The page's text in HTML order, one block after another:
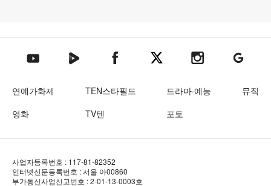
텐아시아 유튜브텐아시아 네이버TV텐아시아 페이스북텐아시아 엑스텐아시아 인스타그램
텐아시아
연예가화제 TEN스타필드 드라마·예능
뮤직
영화
TV텐 포토
사업자등록번호 : 117-81-82352
인터넷신문등록번호 : 서울 아00860
부가통신사업신고번호 : 2-01-13-0003호